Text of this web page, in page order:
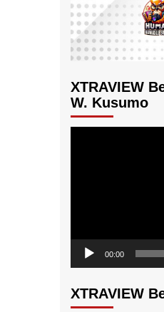
XTRAVIEW
W. Kusumo
00:00
XTRAVIEW